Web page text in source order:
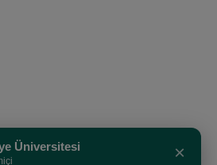
Üniversitesi ×